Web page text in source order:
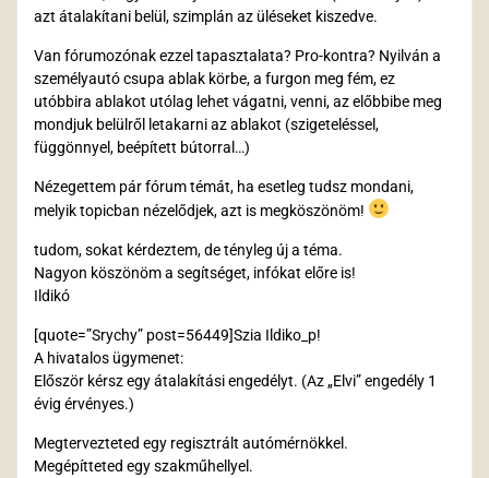
azt átalakítani belül, szimplán az üléseket kiszedve.
Van fórumozónak ezzel tapasztalata? Pro-kontra? Nyilván a
személyautó csupa ablak körbe, a furgon meg fém, ez
utóbbira ablakot utólag lehet vágatni, venni, az előbbibe meg
mondjuk belülről letakarni az ablakot (szigeteléssel,
függönnyel, beépített bútorral…)
Nézegettem pár fórum témát, ha esetleg tudsz mondani,
melyik topicban nézelődjek, azt is megköszönöm!
tudom, sokat kérdeztem, de tényleg új a téma.
Nagyon köszönöm a segítséget, infókat előre is!
Ildikó
[quote=”Srychy” post=56449]Szia Ildiko_p!
A hivatalos ügymenet:
Először kérsz egy átalakítási engedélyt. (Az „Elvi” engedély 1
évig érvényes.)
Megtervezteted egy regisztrált autómérnökkel.
Megépítteted egy szakműhellyel.